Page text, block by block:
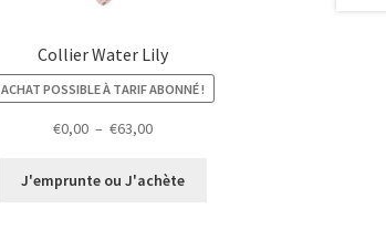
Collier Water Lily
ACHAT POSSIBLE À TARIF ABONNÉ !
€0,00 – €63,00Plage
prix :
J'emprunte ou J'achète